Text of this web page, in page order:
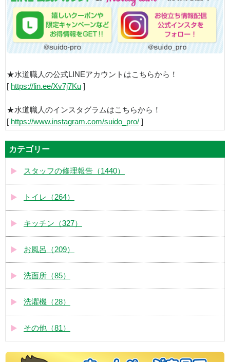
★水道職人の公式LINEアカウントはこちらから！
[ https://lin.ee/Xv7j7Ku ]
★水道職人のインスタグラムはこちらから！
[ https://www.instagram.com/suido_pro/ ]
カテゴリー
スタッフの修理報告（1440）
トイレ（264）
キッチン（327）
お風呂（209）
洗面所（85）
洗濯機（28）
その他（81）